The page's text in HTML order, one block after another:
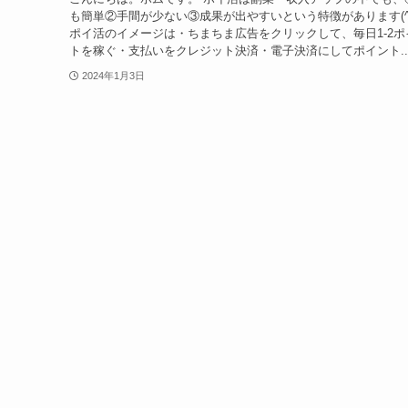
も簡単②手間が少ない③成果が出やすいという特徴があります
ポイ活のイメージは・ちまちま広告をクリックして、毎日1-2ポ
トを稼ぐ・支払いをクレジット決済・電子決済にしてポイント
2024年1月3日